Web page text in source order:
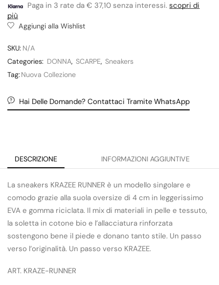
Paga in 3 rate da € 37,10 senza interessi.scopri di
più
Aggiungi alla Wishlist
SKU: N/A
Categories: DONNA, SCARPE, Sneakers
Tag:Nuova Collezione
Hai Delle Domande? Contattaci Tramite WhatsApp
DESCRIZIONE INFORMAZIONI AGGIUNTIVE
La sneakers KRAZEE RUNNER è un modello singolare e
comodo grazie alla suola oversize di 4 cm in leggerissimo
EVA e gomma riciclata. Il mix di materiali in pelle e tessuto,
la soletta in cotone bio e l’allacciatura rinforzata
sostengono bene il piede e donano tanto stile. Un passo
verso l’originalità. Un passo verso KRAZEE.
ART. KRAZE-RUNNER